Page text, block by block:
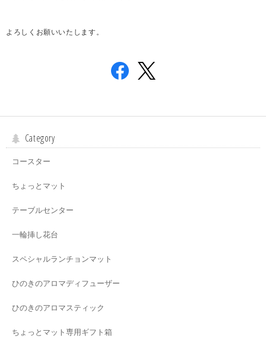
よろしくお願いいたします。
Category
コースター
ちょっとマット
テーブルセンター
一輪挿し花台
スペシャルランチョンマット
ひのきのアロマディフューザー
ひのきのアロマスティック
ちょっとマット専用ギフト箱